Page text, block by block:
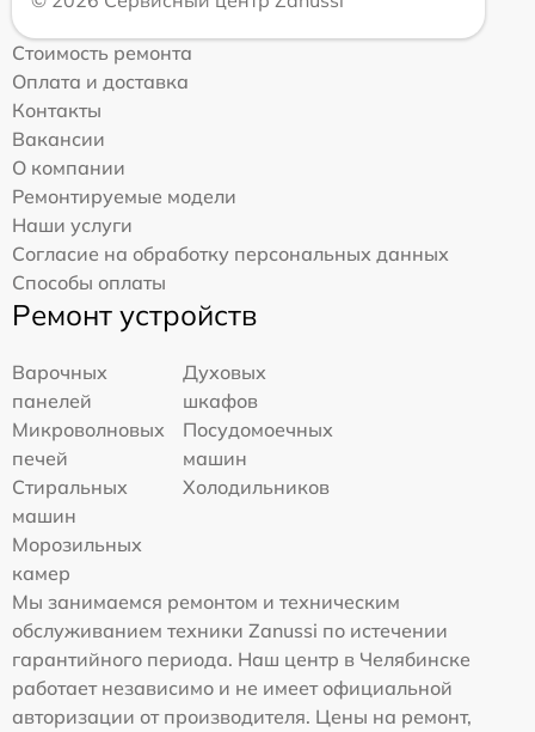
Стоимость ремонта
Оплата и доставка
Контакты
Вакансии
О компании
Ремонтируемые модели
Наши услуги
Согласие на обработку персональных данных
Способы оплаты
Ремонт устройств
Варочных
панелей
Духовых
шкафов
Микроволновых
печей
Посудомоечных
машин
Стиральных
машин
Холодильников
Морозильных
камер
Мы занимаемся ремонтом и техническим
обслуживанием техники Zanussi по истечении
гарантийного периода. Наш центр в Челябинске
работает независимо и не имеет официальной
авторизации от производителя. Цены на ремонт,